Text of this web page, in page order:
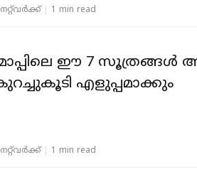
1 min read
ഈ 7 സൂത്രങ്ങള്‍
എളുപ്പമാക്കും
1 min read